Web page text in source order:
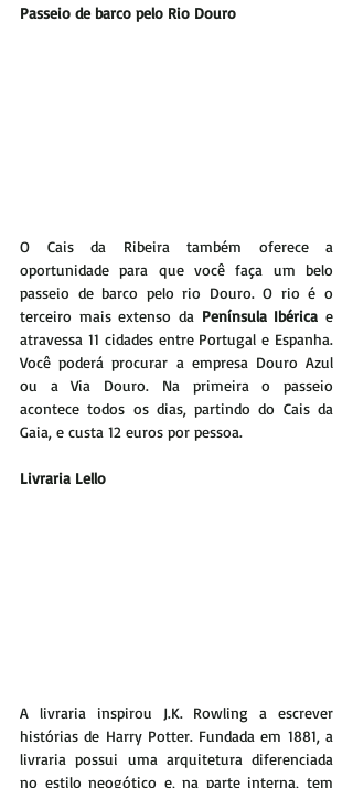
Passeio de barco pelo Rio Douro
O Cais da Ribeira também oferece a
oportunidade para que você faça um belo
passeio de barco pelo rio Douro. O rio é o
terceiro mais extenso da Península Ibérica e
atravessa 11 cidades entre Portugal e Espanha.
Você poderá procurar a empresa Douro Azul
ou a Via Douro. Na primeira o passeio
acontece todos os dias, partindo do Cais da
Gaia, e custa 12 euros por pessoa.
Livraria Lello
A livraria inspirou J.K. Rowling a escrever
histórias de Harry Potter. Fundada em 1881, a
livraria possui uma arquitetura diferenciada
no estilo neogótico e, na parte interna, tem